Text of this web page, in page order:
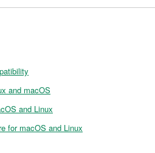
and macOS
and Linux
for macOS and Linux